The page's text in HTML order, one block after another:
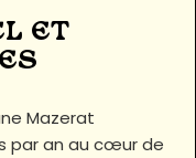
ET
Mazerat
par an au cœur de